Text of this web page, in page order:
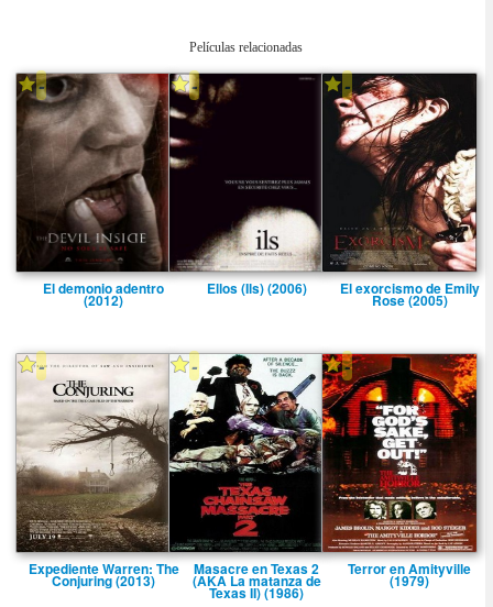
Películas relacionadas
-
El demonio adentro
(2012)
-
Ellos (Ils) (2006)
-
El exorcismo de Emily
Rose (2005)
-
Expediente Warren: The
Conjuring (2013)
-
Masacre en Texas 2
(AKA La matanza de
Texas II) (1986)
-
Terror en Amityville
(1979)